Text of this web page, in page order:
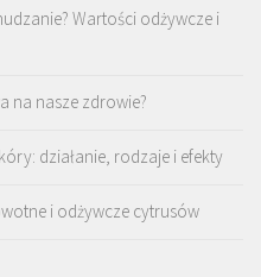
Wartości odżywcze i
na nasze zdrowie?
działanie, rodzaje i efekty
i odżywcze cytrusów